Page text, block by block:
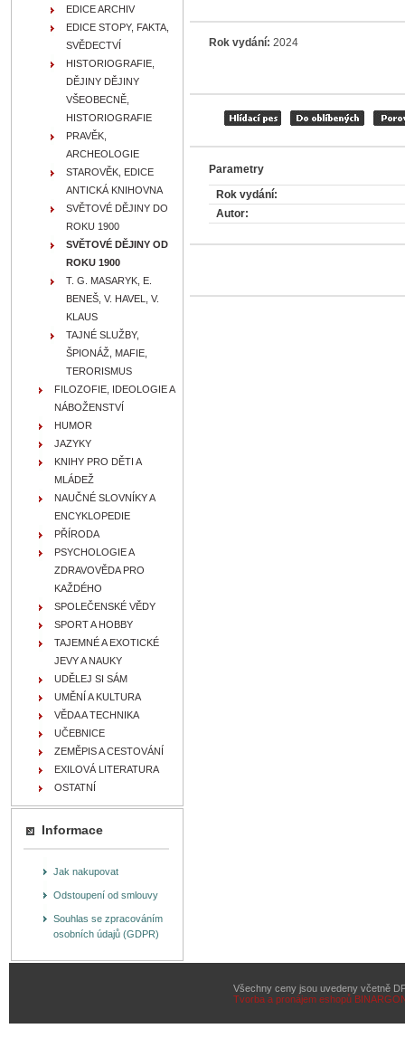
Rok vydání: 2024
Parametry
Rok vydání:
Autor:
EDICE ARCHIV
EDICE STOPY, FAKTA,
SVĚDECTVÍ
HISTORIOGRAFIE,
DĚJINY DĚJINY
VŠEOBECNĚ,
HISTORIOGRAFIE
PRAVĚK,
ARCHEOLOGIE
STAROVĚK, EDICE
ANTICKÁ KNIHOVNA
SVĚTOVÉ DĚJINY DO
ROKU 1900
SVĚTOVÉ DĚJINY OD
ROKU 1900
T. G. MASARYK, E.
BENEŠ, V. HAVEL, V.
KLAUS
TAJNÉ SLUŽBY,
ŠPIONÁŽ, MAFIE,
TERORISMUS
FILOZOFIE, IDEOLOGIE A
NÁBOŽENSTVÍ
HUMOR
JAZYKY
KNIHY PRO DĚTI A
MLÁDEŽ
NAUČNÉ SLOVNÍKY A
ENCYKLOPEDIE
PŘÍRODA
PSYCHOLOGIE A
ZDRAVOVĚDA PRO
KAŽDÉHO
SPOLEČENSKÉ VĚDY
SPORT A HOBBY
TAJEMNÉ A EXOTICKÉ
JEVY A NAUKY
UDĚLEJ SI SÁM
UMĚNÍ A KULTURA
VĚDA A TECHNIKA
UČEBNICE
ZEMĚPIS A CESTOVÁNÍ
EXILOVÁ LITERATURA
OSTATNÍ
Informace
Jak nakupovat
Odstoupení od smlouvy
Souhlas se zpracováním
osobních údajů (GDPR)
Všechny ceny jsou uvedeny včetně
Tvorba a pronájem eshopů